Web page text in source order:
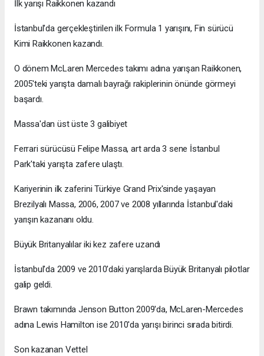
İlk yarışı Raikkonen kazandı
İstanbul'da gerçekleştirilen ilk Formula 1 yarışını, Fin sürücü
Kimi Raikkonen kazandı.
O dönem McLaren Mercedes takımı adına yarışan Raikkonen,
2005'teki yarışta damalı bayrağı rakiplerinin önünde görmeyi
başardı.
Massa'dan üst üste 3 galibiyet
Ferrari sürücüsü Felipe Massa, art arda 3 sene İstanbul
Park'taki yarışta zafere ulaştı.
Kariyerinin ilk zaferini Türkiye Grand Prix'sinde yaşayan
Brezilyalı Massa, 2006, 2007 ve 2008 yıllarında İstanbul'daki
yarışın kazananı oldu.
Büyük Britanyalılar iki kez zafere uzandı
İstanbul'da 2009 ve 2010'daki yarışlarda Büyük Britanyalı pilotlar
galip geldi.
Brawn takımında Jenson Button 2009'da, McLaren-Mercedes
adına Lewis Hamilton ise 2010'da yarışı birinci sırada bitirdi.
Son kazanan Vettel